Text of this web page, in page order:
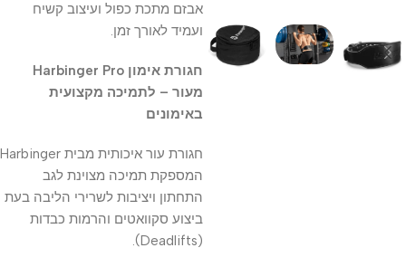
אבזם מתכת כפול ועיצוב קשיח
ועמיד לאורך זמן.
חגורת אימון Harbinger Pro
מעור – לתמיכה מקצועית
באימונים
חגורת עור איכותית מבית Harbinger
המספקת תמיכה מצוינת לגב
התחתון ויציבות לשרירי הליבה בעת
ביצוע סקוואטים והרמות כבדות
(Deadlifts).